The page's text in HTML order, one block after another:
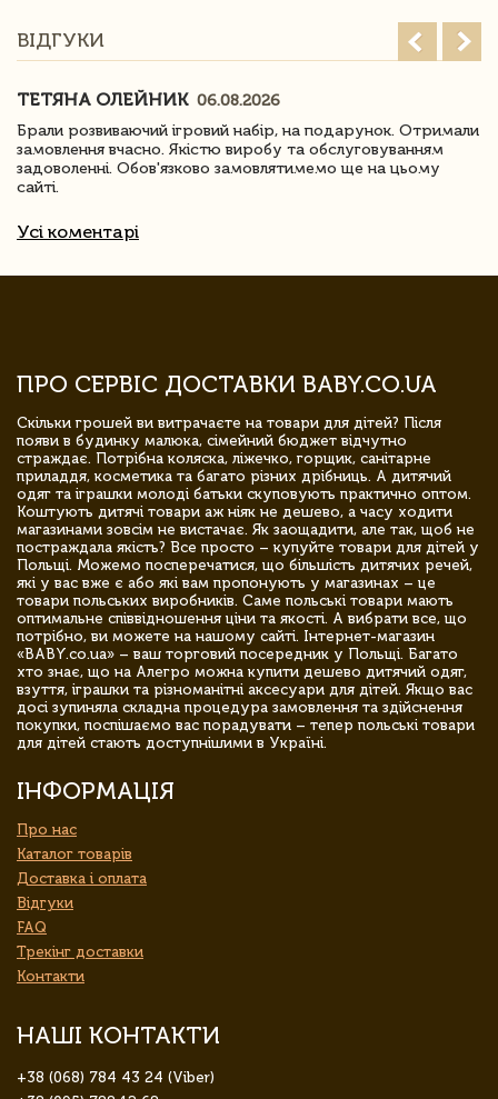
ВІДГУКИ
ТЕТЯНА ОЛЕЙНИК 06.08.2026
Брали розвиваючий ігровий набір, на подарунок. Отримали
замовлення вчасно. Якістю виробу та обслуговуванням
задоволенні. Обов'язково замовлятимемо ще на цьому
сайті.
Усі коментарі
ПРО СЕРВІС ДОСТАВКИ BABY.CO.UA
Скільки грошей ви витрачаєте на товари для дітей? Після
появи в будинку малюка, сімейний бюджет відчутно
страждає. Потрібна коляска, ліжечко, горщик, санітарне
приладдя, косметика та багато різних дрібниць. А дитячий
одяг та іграшки молоді батьки скуповують практично оптом.
Коштують дитячі товари аж ніяк не дешево, а часу ходити
магазинами зовсім не вистачає. Як заощадити, але так, щоб не
постраждала якість? Все просто – купуйте товари для дітей у
Польщі. Можемо посперечатися, що більшість дитячих речей,
які у вас вже є або які вам пропонують у магазинах – це
товари польських виробників. Саме польські товари мають
оптимальне співвідношення ціни та якості. А вибрати все, що
потрібно, ви можете на нашому сайті. Інтернет-магазин
«BABY.co.ua» – ваш торговий посередник у Польщі. Багато
хто знає, що на Алегро можна купити дешево дитячий одяг,
взуття, іграшки та різноманітні аксесуари для дітей. Якщо вас
досі зупиняла складна процедура замовлення та здійснення
покупки, поспішаємо вас порадувати – тепер польські товари
для дітей стають доступнішими в Україні.
ІНФОРМАЦІЯ
Про нас
Каталог товарів
Доставка і оплата
Відгуки
FAQ
Трекінг доставки
Контакти
НАШІ КОНТАКТИ
+38 (068) 784 43 24 (Viber)